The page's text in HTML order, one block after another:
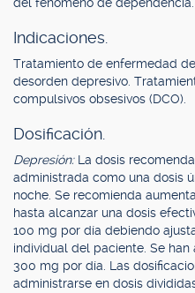
Indicaciones.
Tratamiento de enfermedad
desorden depresivo.
compulsivos obsesivos (DCO).
Dosificación.
Depresión: La dosis
administrada como una dosis
noche. Se recomienda
hasta alcanzar una dosis
100 mg por día debiendo
individual del paciente. Se
300 mg por día. Las
administrarse en dosis